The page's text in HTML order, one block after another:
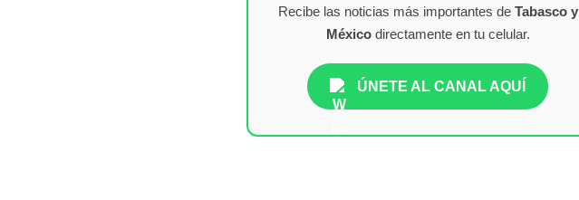
Recibe las noticias más importantes de Tabasco y
Méxicodirectamente en tu celular.
ÚNETE AL CANAL AQUÍ